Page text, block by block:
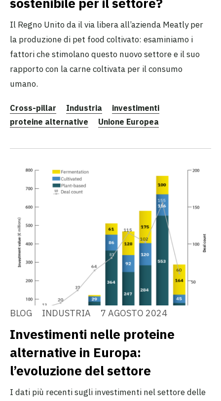
Il Regno Unito da il via libera all’azienda Meatly per
la produzione di pet food coltivato: esaminiamo i
fattori che stimolano questo nuovo settore e il suo
rapporto con la carne coltivata per il consumo
umano.
Cross-pillar Industria
investimenti
proteine alternative
Unione Europea
BLOG INDUSTRIA 7 AGOSTO 2024
Investimenti nelle proteine
alternative in Europa:
l’evoluzione del settore
I dati più recenti sugli investimenti nel settore delle